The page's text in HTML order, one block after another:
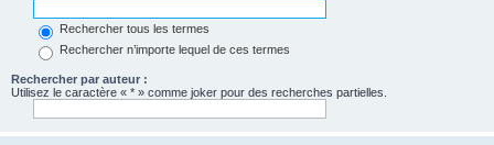
Rechercher tous les termes
Rechercher n’importe lequel de ces termes
Rechercher par auteur :
Utilisez le caractère « * » comme joker pour des recherches partielles.